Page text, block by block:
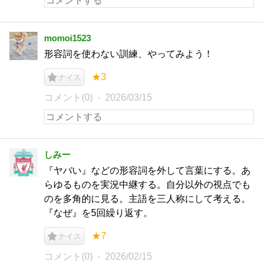
momoi1523
形容詞を使わない訓練、やってみよう！
ナイス ★3
コメント(0) 2026/03/15
しみー
『ヤバい』などの形容詞を外して言葉にする。あ
らゆるものを実況中継する。自分以外の視点でも
のを多角的に見る。主語を三人称にして考える。
『なぜ』を5回繰り返す。
ナイス ★7
コメント(0) 2026/02/15